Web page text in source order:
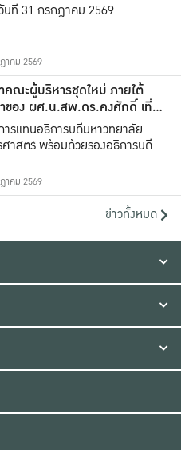
นที่ 31 กรกฎาคม 2569
าคม 2569
คณะผู้บริหารชุดใหม่ ภายใต้
ของ ผศ.น.สพ.ดร.คงศักดิ์ เที่ยง
ารแทนอธิการบดีมหาวิทยาลัย
ศาสตร์ พร้อมด้วยรองอธิการบดีทั้ง
าคม 2569
ข่าวทั้งหมด